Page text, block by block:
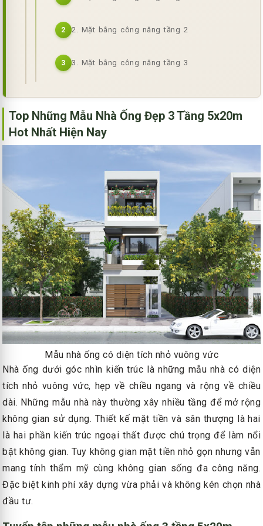
2 2. Mặt bằng công năng tầng 2
3 3. Mặt bằng công năng tầng 3
Top Những Mẫu Nhà Ống Đẹp 3 Tầng 5x20m
Hot Nhất Hiện Nay
Mẫu nhà ống có diện tích nhỏ vuông vức
Nhà ống dưới góc nhìn kiến trúc là những mẫu nhà có diện
tích nhỏ vuông vức, hẹp về chiều ngang và rộng về chiều
dài. Những mẫu nhà này thường xây nhiều tầng để mở rộng
không gian sử dụng. Thiết kế mặt tiền và sân thượng là hai
là hai phần kiến trúc ngoại thất được chú trọng để làm nổi
bật không gian. Tuy không gian mặt tiền nhỏ gọn nhưng vẫn
mang tính thẩm mỹ cùng không gian sống đa công năng.
Đặc biệt kinh phí xây dựng vừa phải và không kén chọn nhà
đầu tư.